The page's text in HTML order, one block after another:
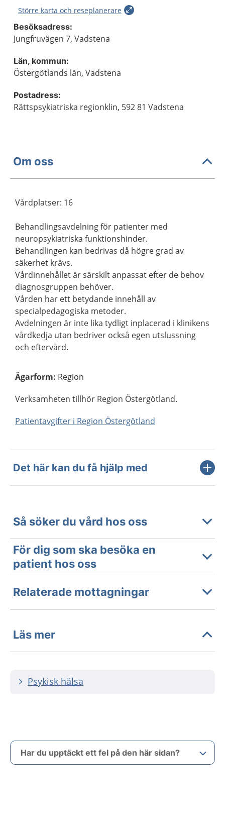
Större karta och reseplanerare
Besöksadress:
Jungfruvägen 7, Vadstena
Län, kommun:
Östergötlands län, Vadstena
Postadress:
Rättspsykiatriska regionklin, 592 81 Vadstena
Om oss
Vårdplatser: 16
Behandlingsavdelning för patienter med
neuropsykiatriska funktionshinder.
Behandlingen kan bedrivas då högre grad av
säkerhet krävs.
Vårdinnehållet är särskilt anpassat efter de behov
diagnosgruppen behöver.
Vården har ett betydande innehåll av
specialpedagogiska metoder.
Avdelningen är inte lika tydligt inplacerad i klinikens
vårdkedja utan bedriver också egen utslussning
och eftervård.
Ägarform: Region
Verksamheten tillhör Region Östergötland.
Patientavgifter i Region Östergötland
Det här kan du få hjälp med
Så söker du vård hos oss
För dig som ska besöka en
patient hos oss
Relaterade mottagningar
Läs mer
Psykisk hälsa
Har du upptäckt ett fel på den här sidan?